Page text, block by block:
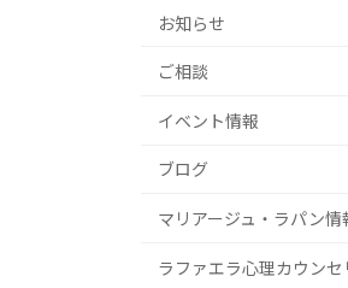
お知らせ
ご相談
イベント情報
ブログ
マリアージュ・ラパン情
ラファエラ心理カウン